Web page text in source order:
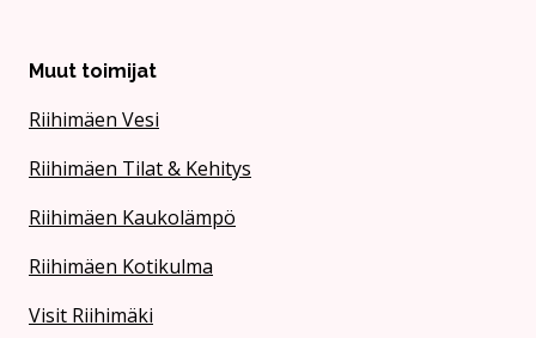
Muut toimijat
Riihimäen Vesi
Riihimäen Tilat & Kehitys
Riihimäen Kaukolämpö
Riihimäen Kotikulma
Visit Riihimäki